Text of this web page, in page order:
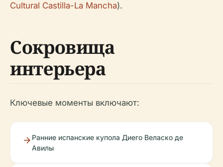
Cultural Castilla-La Mancha).
Сокровища
интерьера
Ключевые моменты включают:
Ранние испанские купола Диего Веласко де
Авилы